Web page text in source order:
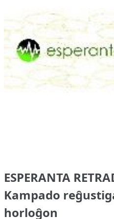
ESPERANTA
Kampado
horloĝon